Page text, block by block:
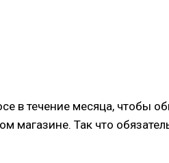
в течение месяца, чтобы
магазине. Так что